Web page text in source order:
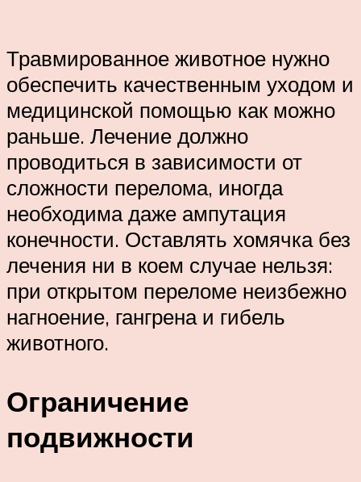
Травмированное животное нужно
обеспечить качественным уходом и
медицинской помощью как можно
раньше. Лечение должно
проводиться в зависимости от
сложности перелома, иногда
необходима даже ампутация
конечности. Оставлять хомячка без
лечения ни в коем случае нельзя:
при открытом переломе неизбежно
нагноение, гангрена и гибель
животного.
Ограничение
подвижности